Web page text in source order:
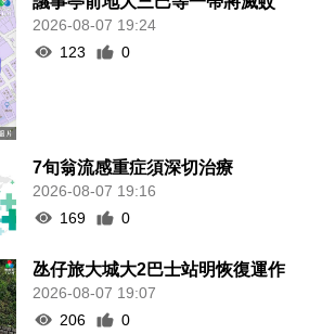
2026-08-07 19:24
123
0
7旬翁流感重症須深切治療
2026-08-07 19:16
169
0
氹仔旅大城大2巴士站明恢復運作
2026-08-07 19:07
206
0